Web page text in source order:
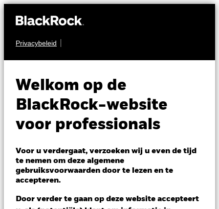
Privacybeleid
Welkom op de
BlackRock-website
voor professionals
Voor u verdergaat, verzoeken wij u even de tijd
te nemen om deze algemene
gebruiksvoorwaarden door te lezen en te
accepteren.
Door verder te gaan op deze website accepteert
OBLIGATIES
Markets Government
Bond Index Fund (IE)
EUR 11,74